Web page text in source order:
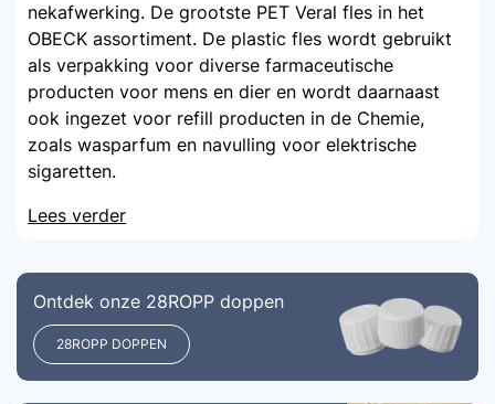
nekafwerking. De grootste PET Veral fles in het
OBECK assortiment. De plastic fles wordt gebruikt
als verpakking voor diverse farmaceutische
producten voor mens en dier en wordt daarnaast
ook ingezet voor refill producten in de Chemie,
zoals wasparfum en navulling voor elektrische
sigaretten.
Lees verder
Ontdek onze 28ROPP doppen
28ROPP DOPPEN